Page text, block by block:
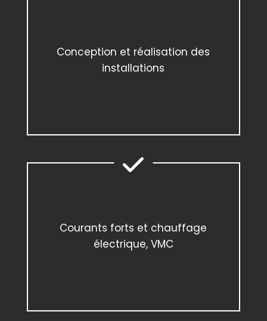
Conception et réalisation des
installations
Courants forts et chauffage
électrique, VMC